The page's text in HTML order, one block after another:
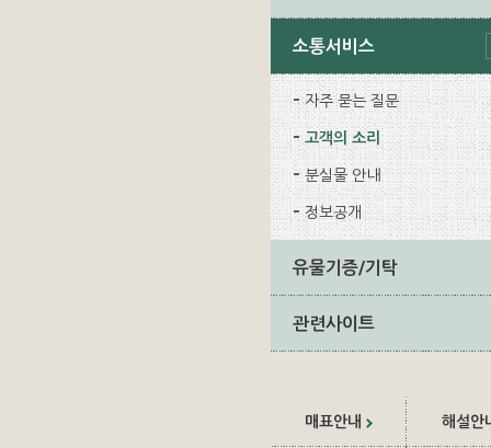
소통서비스
자주 묻는 질문
고객의 소리
분실물 안내
정보공개
유물기증/기탁
관련사이트
매표안내 해설안